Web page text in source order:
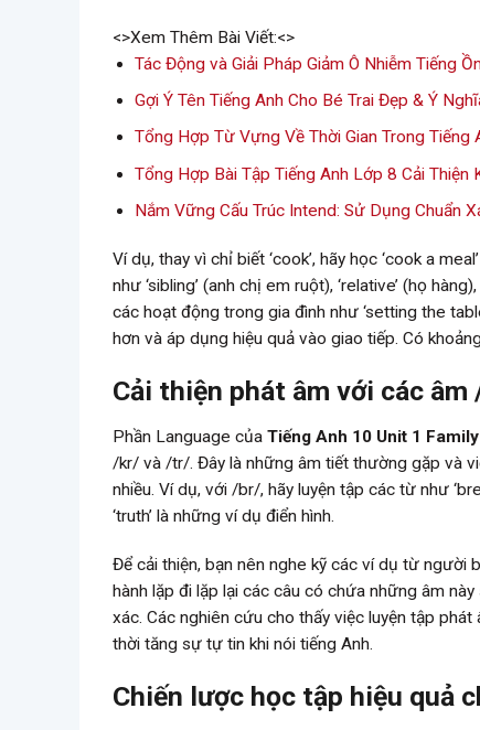
<>Xem Thêm Bài Viết:<>
Tác Động và Giải Pháp Giảm Ô Nhiễm Tiếng
Gợi Ý Tên Tiếng Anh Cho Bé Trai Đẹp & Ý
Tổng Hợp Từ Vựng Về Thời Gian Trong Tiếng
Tổng Hợp Bài Tập Tiếng Anh Lớp 8 Cải Thiện
Nắm Vững Cấu Trúc Intend: Sử Dụng Chuẩn
Ví dụ, thay vì chỉ biết ‘cook’, hãy học ‘cook a
như ‘sibling’ (anh chị em ruột), ‘relative’ (họ
các hoạt động trong gia đình như ‘setting the
hơn và áp dụng hiệu quả vào giao tiếp. Có
Cải thiện phát âm với các
Phần Language của Tiếng Anh 10 Unit 1
/kr/ và /tr/. Đây là những âm tiết thường gặp và
nhiều. Ví dụ, với /br/, hãy luyện tập các từ như
‘truth’ là những ví dụ điển hình.
Để cải thiện, bạn nên nghe kỹ các ví dụ từ người
hành lặp đi lặp lại các câu có chứa những âm
xác. Các nghiên cứu cho thấy việc luyện tập
thời tăng sự tự tin khi nói tiếng Anh.
Chiến lược học tập hiệu quả